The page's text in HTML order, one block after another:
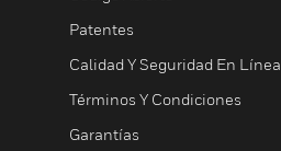
Patentes
Calidad Y Seguridad En Línea
Términos Y Condiciones
Garantías